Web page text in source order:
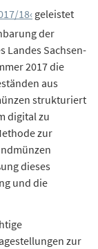
18‹ geleistet
der
Landes Sachsen-
2017 die
aus
strukturiert
digital zu
zur
dieses
und die
zur